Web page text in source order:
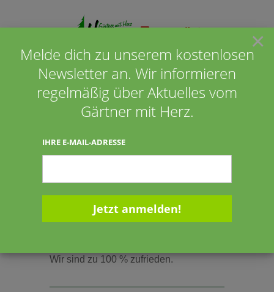
Seite wählen
Anja und Christoph Grote
aus Cappeln
Wir sind zu 100 % zufrieden.
×
Melde dich zu unserem kostenlosen
Newsletter an. Wir informieren
regelmäßig über Aktuelles vom
Gärtner mit Herz.
IHRE E-MAIL-ADRESSE